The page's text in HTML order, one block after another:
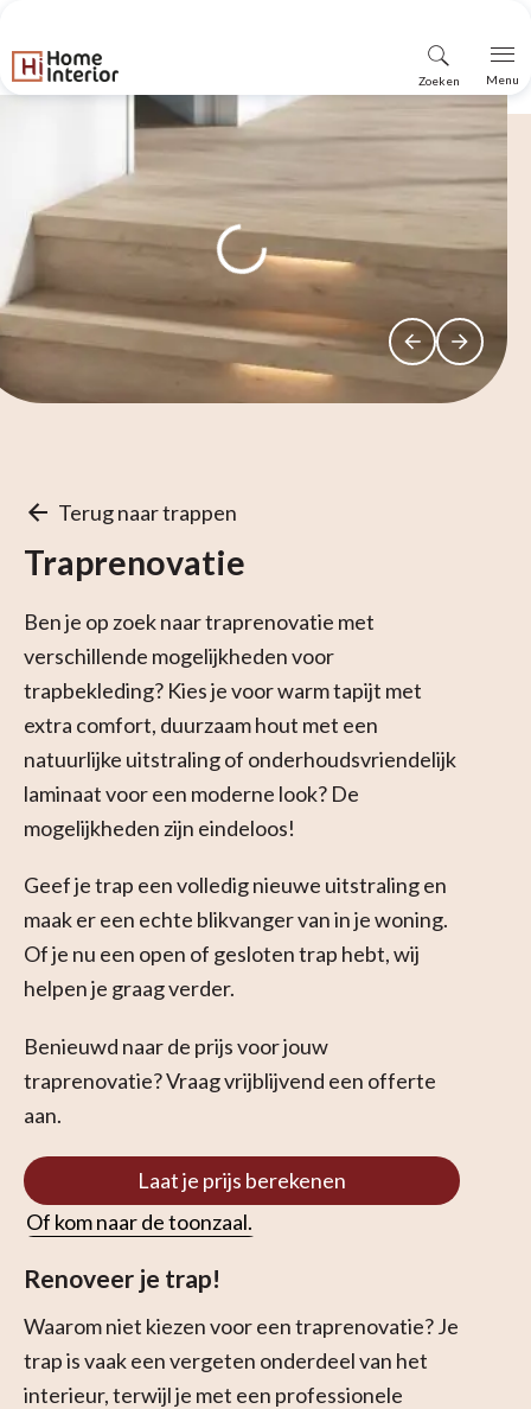
Zoeken Menu
Terug naar trappen
Traprenovatie
Ben je op zoek naar traprenovatie met
verschillende mogelijkheden voor
trapbekleding? Kies je voor warm tapijt met
extra comfort, duurzaam hout met een
natuurlijke uitstraling of onderhoudsvriendelijk
laminaat voor een moderne look? De
mogelijkheden zijn eindeloos!
Geef je trap een volledig nieuwe uitstraling en
maak er een echte blikvanger van in je woning.
Of je nu een open of gesloten trap hebt, wij
helpen je graag verder.
Benieuwd naar de prijs voor jouw
traprenovatie? Vraag vrijblijvend een offerte
aan.
Laat je prijs berekenen
Of kom naar de toonzaal.
Renoveer je trap!
Waarom niet kiezen voor een traprenovatie? Je
trap is vaak een vergeten onderdeel van het
interieur, terwijl je met een professionele